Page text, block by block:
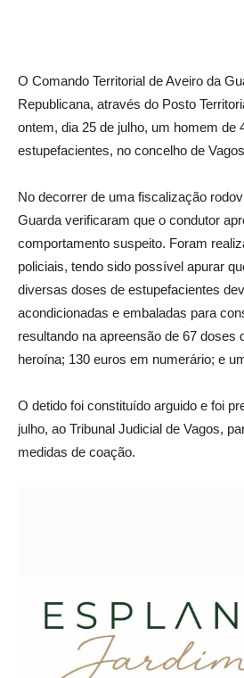
O Comando Territorial de Aveiro da
Republicana, através do Posto
ontem, dia 25 de julho, um homem de
estupefacientes, no concelho de
No decorrer de uma fiscalização
Guarda verificaram que o condutor
comportamento suspeito. Foram
policiais, tendo sido possível apurar
diversas doses de estupefacientes
acondicionadas e embaladas para
resultando na apreensão de 67 doses
heroína; 130 euros em numerário; e
O detido foi constituído arguido e foi
julho, ao Tribunal Judicial de Vagos,
medidas de coação.